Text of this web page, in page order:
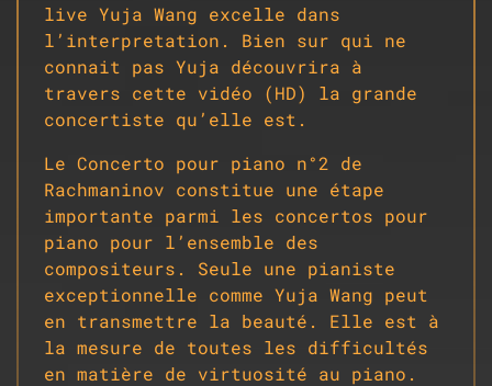
live Yuja Wang excelle dans
l’interpretation. Bien sur qui ne
connait pas Yuja découvrira à
travers cette vidéo (HD) la grande
concertiste qu’elle est.
Le Concerto pour piano n°2 de
Rachmaninov constitue une étape
importante parmi les concertos pour
piano pour l’ensemble des
compositeurs.
Seule une pianiste
exceptionnelle comme Yuja Wang peut
en transmettre la beauté.
Elle est à
la mesure de toutes les difficultés
en matière de virtuosité au piano.